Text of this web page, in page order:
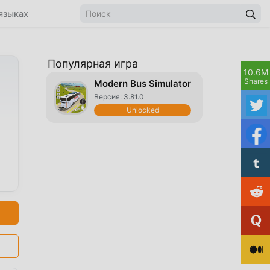
Популярная игра
Modern Bus Simulator
Версия: 3.81.0
Unlocked
10.6M
Shares